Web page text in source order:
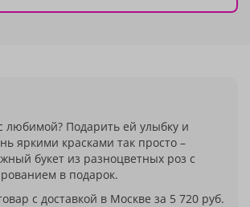
любимой? Подарить ей улыбку и
яркими красками так просто –
букет из разноцветных роз с
в подарок.
с доставкой в Москве за 5 720 руб.